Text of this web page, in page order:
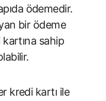
ödemedir.
bir ödeme
sahip
kredi kartı ile